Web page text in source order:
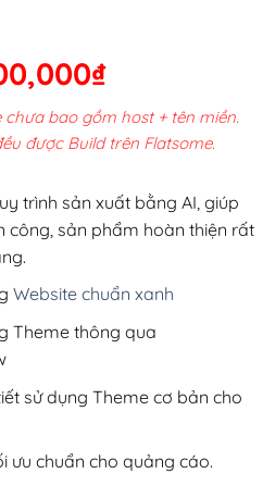
₫Giá
hiện
tại
200,000₫.
bao gồm host + tên miền.
được Build trên Flatsome.
trình sản xuất bằng AI, giúp
công, sản phẩm hoàn thiện rất
Website chuẩn xanh
Theme thông qua
sử dụng Theme cơ bản cho
ưu chuẩn cho quảng cáo.